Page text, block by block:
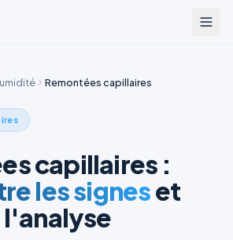
Remontées capillaires
capillaires :
les signeset